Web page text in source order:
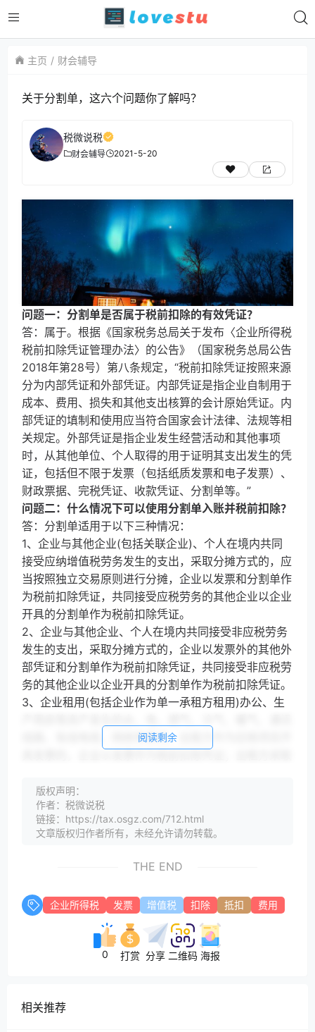
主页 财会辅导
关于分割单，这六个问题你了解吗？
税微说税
财会辅导 2021-5-20
问题一：分割单是否属于税前扣除的有效凭证？
答：属于。根据《国家税务总局关于发布〈企业所得税
税前扣除凭证管理办法〉的公告》（国家税务总局公告
2018年第28号）第八条规定，“税前扣除凭证按照来源
分为内部凭证和外部凭证。内部凭证是指企业自制用于
成本、费用、损失和其他支出核算的会计原始凭证。内
部凭证的填制和使用应当符合国家会计法律、法规等相
关规定。外部凭证是指企业发生经营活动和其他事项
时，从其他单位、个人取得的用于证明其支出发生的凭
证，包括但不限于发票（包括纸质发票和电子发票）、
财政票据、完税凭证、收款凭证、分割单等。”
问题二：什么情况下可以使用分割单入账并税前扣除？
答：分割单适用于以下三种情况：
1、企业与其他企业(包括关联企业)、个人在境内共同
接受应纳增值税劳务发生的支出，采取分摊方式的，应
当按照独立交易原则进行分摊，企业以发票和分割单作
为税前扣除凭证，共同接受应税劳务的其他企业以企业
开具的分割单作为税前扣除凭证。
2、企业与其他企业、个人在境内共同接受非应税劳务
发生的支出，采取分摊方式的，企业以发票外的其他外
部凭证和分割单作为税前扣除凭证，共同接受非应税劳
务的其他企业以企业开具的分割单作为税前扣除凭证。
3、企业租用(包括企业作为单一承租方租用)办公、生
线路、有线电视、网络等费用，出租方作为应税项目开
前扣除凭证。
问题三：我公司办公室为租赁使用，使用过程中产生的
水电费由物业公司收缴，能否凭物业公司提供的水电费
发生的与收入有关的、合理的水电费分割单能作为企业
所得税税前扣除凭证。
问题四：A公司需要在其机构所在地增建办公楼，由B
公司负责施工，施工场地用电由B公司自行承担。供电
费。那么A公司向B公司收取电费是作为销售电处理，
阅读剩余
版权声明：
作者：税微说税
链接：https://tax.osgz.com/712.html
文章版权归作者所有，未经允许请勿转载。
THE END
企业所得税 发票 增值税 扣除 抵扣 费用
0 打赏 分享 二维码 海报
相关推荐